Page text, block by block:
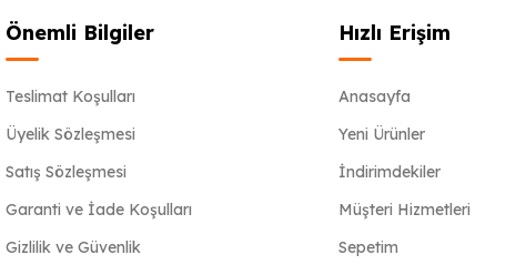
Önemli Bilgiler
Teslimat Koşulları
Üyelik Sözleşmesi
Satış Sözleşmesi
Garanti ve İade Koşulları
Gizlilik ve Güvenlik
Hızlı Erişim
Anasayfa
Yeni Ürünler
İndirimdekiler
Müşteri Hizmetleri
Sepetim